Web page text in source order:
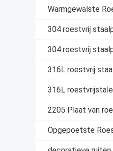
Warmgewalste
304 roestvrij
304 roestvrij
316L roestvrij
316L
2205 Plaat van
Opgepoetste